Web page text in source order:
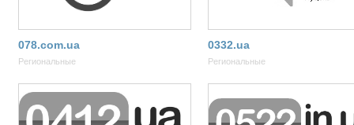
078.com.ua
Региональные
0332.ua
Региональные